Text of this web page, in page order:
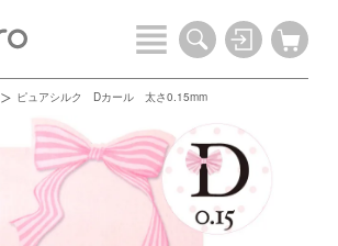
ピュアシルク Dカール 太さ0.15mm